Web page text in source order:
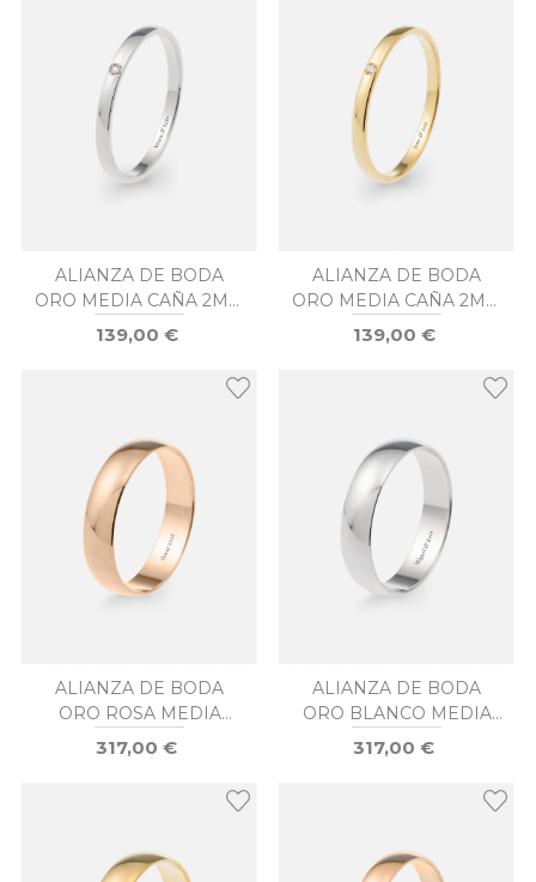
ALIANZA DE BODA
ORO MEDIA CAÑA 2MM
DIAMANTE
139,00 €
ALIANZA DE BODA
ORO MEDIA CAÑA 2MM
DIAMANTE
139,00 €
ALIANZA DE BODA
ORO ROSA MEDIA
CAÑA 5MM
317,00 €
ALIANZA DE BODA
ORO BLANCO MEDIA
CAÑA 5MM
317,00 €